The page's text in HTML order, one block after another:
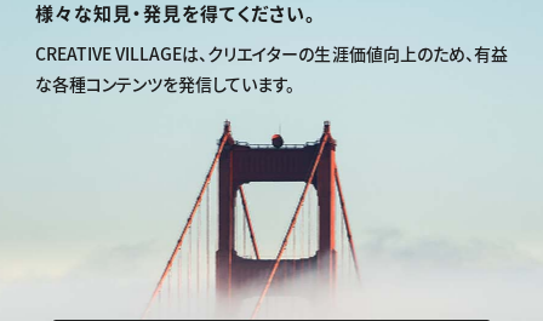
様々な知見・発見を得てください。
CREATIVE VILLAGEは、 クリエイターの生涯価値向上のため、有益
な各種コンテンツを発信しています。